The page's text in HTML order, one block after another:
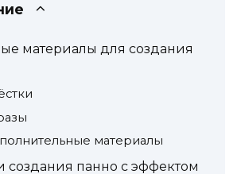
материалы для создания
материалы
создания панно с эффектом